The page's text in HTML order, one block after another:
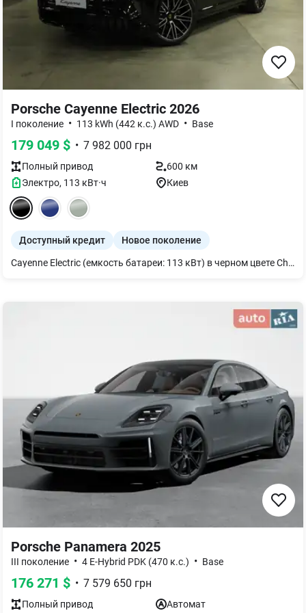
Porsche Cayenne Electric 2026
I поколение • 113 kWh (442 к.с.) AWD • Base
179 049 $ • 7 982 000 грн
Полный привод
600 км
Электро, 113 кВт·ч Киев
Доступный кредит Новое поколение
Cayenne Electric (емкость батареи: 113 кВт) в черном цвете Chromite Black Metallic и двухцветный кожаный интерьер цвета Black/Magnesium Grey. Пиковая мощность с Launch Control - 325 кВт / 442 л.с. Ускорение от 0-100 км/ч с Launch Control - 4,8 с Дополнительное оборудование: - Система панорамной крыши - Рейлинги на крыше черного цвета - Система выдвижного фаркопа с электроприводом - Пакет Sport Design черного цвета (глянец) - Оформление окон черного цвета (глянец) - Обозначение модели и «electric» логотип, окрашенные черным цветом (глянцевый) - Система подруливания задней осью - Пакет Sport Chrono - Электрический спортивный звук Porsche - 22-дюймовые летние шины Performance - Герметик для шин и электрический воздушный компрессор - 22-дюймовые диски Cayenne SportTechno - Комфортные передние сиденья (14-позиционные с электроприводом и пакетом памяти) - Кожаный спортивный руль GT Sports с подогревом руля и переключателем режимов (Mode-Switch) - Пакет интерьера из матового алюминия - Подогрев поверхностей, включая подогрев сидений (передние и задние) - Вентиляция сидений (передних) - Герб Porsche на подголовниках передних сидений - Логотип модели выдавлен на подлокотнике - Пакет акцентов интерьера цвета Silvershade - Система объемного звучания Bose Surround Sound System - 14,9-дюймовый дисплей для пассажира - Розетка 230 Вт в багажном отделении - Подготовка под Porsche Wireless Charging - Светодиодные фары HD-Matrix - Тепло- и шумоизоляционное стекло с тонировкой - Проекционный дисплей дополненной реальности - Система помощи при парковке с 3D круговым обзором (Park Assist including 3D Surround View) - Система качества воздуха - Режимы настроения (Mood Modes) - Аптечка первой помощи с предупреждающим треугольником
Porsche Panamera 2025
III поколение • 4 E-Hybrid PDK (470 к.с.) • Base
176 271 $ • 7 579 650 грн
Полный привод
Автомат